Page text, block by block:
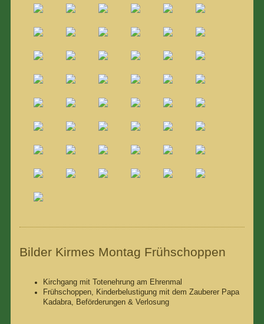
Bilder Kirmes Montag Frühschoppen
Kirchgang mit Totenehrung am Ehrenmal
Frühschoppen, Kinderbelustigung mit dem Zauberer Papa
Kadabra, Beförderungen & Verlosung